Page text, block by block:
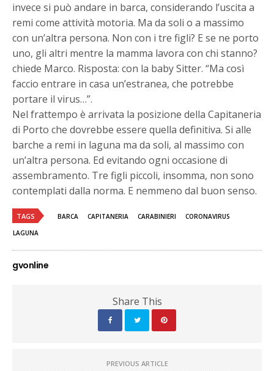
invece si può andare in barca, considerando l’uscita a
remi come attività motoria. Ma da soli o a massimo
con un’altra persona. Non con i tre figli? E se ne porto
uno, gli altri mentre la mamma lavora con chi stanno?
chiede Marco. Risposta: con la baby Sitter. “Ma così
faccio entrare in casa un’estranea, che potrebbe
portare il virus…”.
Nel frattempo è arrivata la posizione della Capitaneria
di Porto che dovrebbe essere quella definitiva. Si alle
barche a remi in laguna ma da soli, al massimo con
un’altra persona. Ed evitando ogni occasione di
assembramento. Tre figli piccoli, insomma, non sono
contemplati dalla norma. E nemmeno dal buon senso.
TAGS BARCA CAPITANERIA CARABINIERI
CORONAVIRUS
LAGUNA
gvonline
Share This
PREVIOUS ARTICLE